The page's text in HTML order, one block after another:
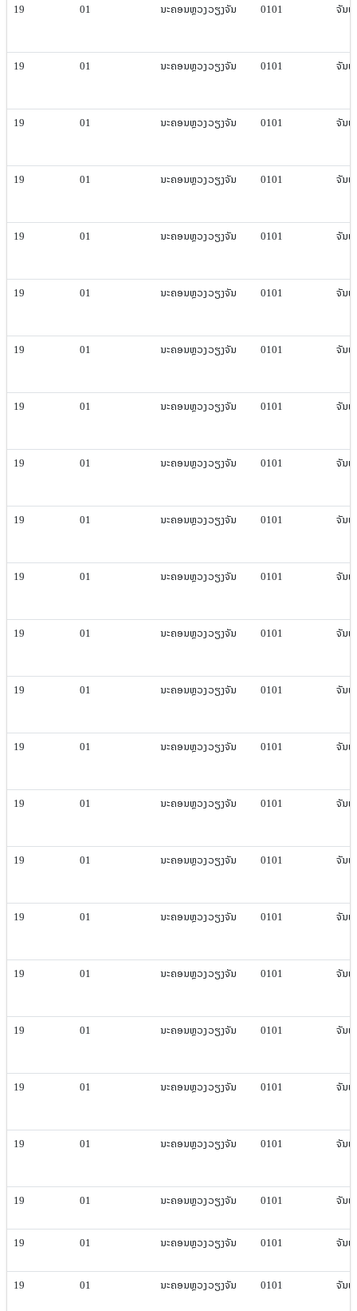
19 01 ນະຄອນຫຼວງ​ວຽງ​ຈັນ 0101 ຈັນ
19 01 ນະຄອນຫຼວງ​ວຽງ​ຈັນ 0101 ຈັນ
19 01 ນະຄອນຫຼວງ​ວຽງ​ຈັນ 0101 ຈັນ
19 01 ນະຄອນຫຼວງ​ວຽງ​ຈັນ 0101 ຈັນ
19 01 ນະຄອນຫຼວງ​ວຽງ​ຈັນ 0101 ຈັນ
19 01 ນະຄອນຫຼວງ​ວຽງ​ຈັນ 0101 ຈັນ
19 01 ນະຄອນຫຼວງ​ວຽງ​ຈັນ 0101 ຈັນ
19 01 ນະຄອນຫຼວງ​ວຽງ​ຈັນ 0101 ຈັນ
19 01 ນະຄອນຫຼວງ​ວຽງ​ຈັນ 0101 ຈັນ
19 01 ນະຄອນຫຼວງ​ວຽງ​ຈັນ 0101 ຈັນ
19 01 ນະຄອນຫຼວງ​ວຽງ​ຈັນ 0101 ຈັນ
19 01 ນະຄອນຫຼວງ​ວຽງ​ຈັນ 0101 ຈັນ
19 01 ນະຄອນຫຼວງ​ວຽງ​ຈັນ 0101 ຈັນ
19 01 ນະຄອນຫຼວງ​ວຽງ​ຈັນ 0101 ຈັນ
19 01 ນະຄອນຫຼວງ​ວຽງ​ຈັນ 0101 ຈັນ
19 01 ນະຄອນຫຼວງ​ວຽງ​ຈັນ 0101 ຈັນ
19 01 ນະຄອນຫຼວງ​ວຽງ​ຈັນ 0101 ຈັນ
19 01 ນະຄອນຫຼວງ​ວຽງ​ຈັນ 0101 ຈັນ
19 01 ນະຄອນຫຼວງ​ວຽງ​ຈັນ 0101 ຈັນ
19 01 ນະຄອນຫຼວງ​ວຽງ​ຈັນ 0101 ຈັນ
19 01 ນະຄອນຫຼວງ​ວຽງ​ຈັນ 0101 ຈັນ
19 01 ນະຄອນຫຼວງ​ວຽງ​ຈັນ 0101 ຈັນ
19 01 ນະຄອນຫຼວງ​ວຽງ​ຈັນ 0101 ຈັນ
19 01 ນະຄອນຫຼວງ​ວຽງ​ຈັນ 0101 ຈັນ